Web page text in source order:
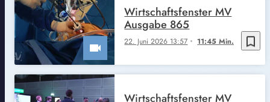
bookmark_border
22. Juni 2026 13:57 11:45 Min.
Wirtschaftsfenster MV
Ausgabe 865
Wirtschaftsfenster MV